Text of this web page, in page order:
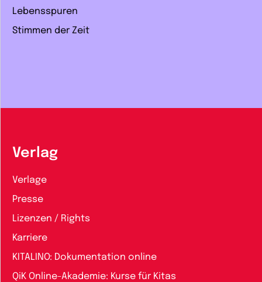
Lebensspuren
Stimmen der Zeit
Verlag
Verlage
Presse
Lizenzen / Rights
Karriere
KITALINO: Dokumentation online
QiK Online-Akademie: Kurse für Kitas